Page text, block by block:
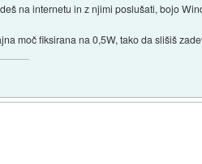
na internetu in z njimi poslušati, bojo
moč fiksirana na 0,5W, tako da slišiš